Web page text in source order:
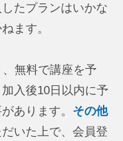
たプランはいかな
ます。
無料で講座を予
入後10日以内に予
あります。 その他
いた上で、会員登